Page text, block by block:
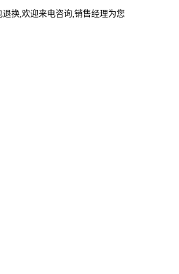
换,欢迎来电咨询,销售经理为您